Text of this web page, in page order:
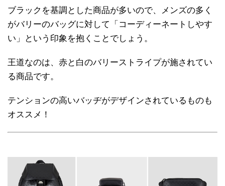
ブラックを基調とした商品が多いので、メンズの多く
がバリーのバッグに対して「コーディーネートしやす
い」という印象を抱くことでしょう。
王道なのは、赤と白のバリーストライプが施されてい
る商品です。
テンションの高いバッヂがデザインされているものも
オススメ！